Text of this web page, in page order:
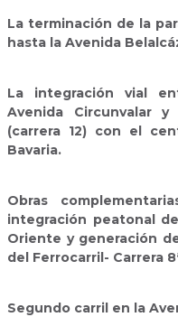
La terminación de la
hasta la Avenida
La integración vial
Avenida Circunvalar
(carrera 12) con el
Bavaria.
Obras
integración peatonal
Oriente y generación
del Ferrocarril- Carrera
Segundo carril en la